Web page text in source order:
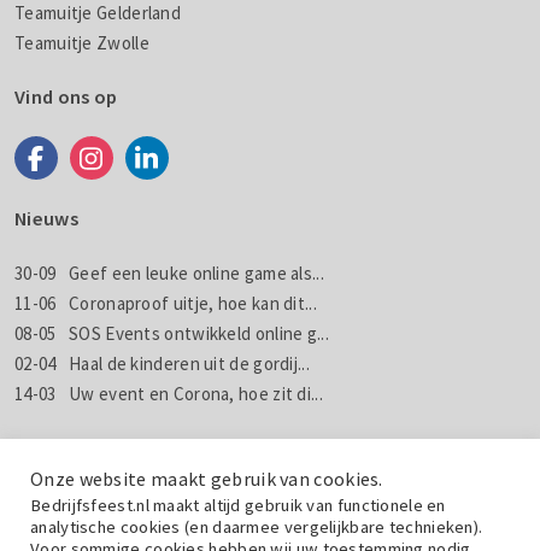
Teamuitje Gelderland
Teamuitje Zwolle
Vind ons op
Nieuws
30-09 Geef een leuke online game als...
11-06 Coronaproof uitje, hoe kan dit...
08-05
SOS Events ontwikkeld online g...
02-04
Haal de kinderen uit de gordij...
14-03
Uw event en Corona, hoe zit di...
Wil jij weten wat wij doen met jouw gegevens? Lees dan de
Onze website maakt gebruik van cookies.
Bedrijfsfeest.nl maakt altijd gebruik van functionele en
analytische cookies (en daarmee vergelijkbare technieken).